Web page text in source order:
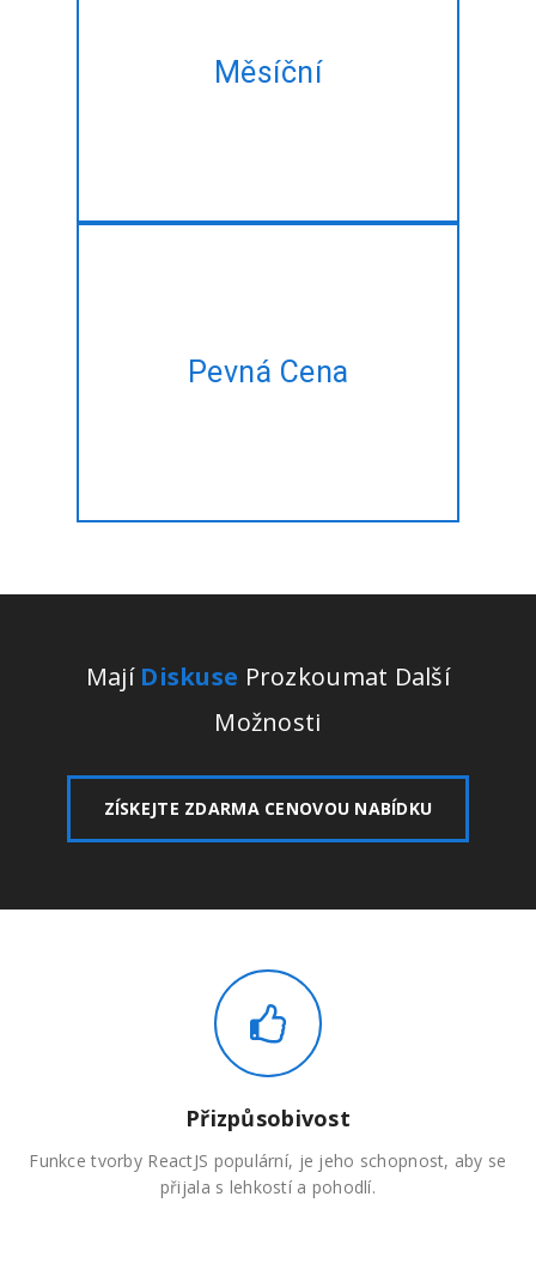
Měsíční
stejné ReactJS-Javascript
rozvoj služeb v nejlepším
Pevná Cena
spravovat? Nechte nás dělat
Mají Diskuse Prozkoumat Další
Možnosti
ZÍSKEJTE ZDARMA CENOVOU NABÍDKU
Přizpůsobivost
Funkce tvorby ReactJS populární, je jeho schopnost, aby se
přijala s lehkostí a pohodlí.